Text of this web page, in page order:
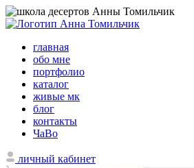
главная
обо мне
портфолио
каталог
живые мк
блог
контакты
ЧаВо
личный кабинет